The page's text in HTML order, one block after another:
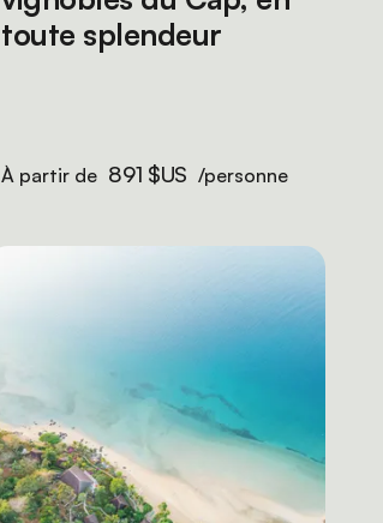
toute splendeur
À partir de 891 $US /personne